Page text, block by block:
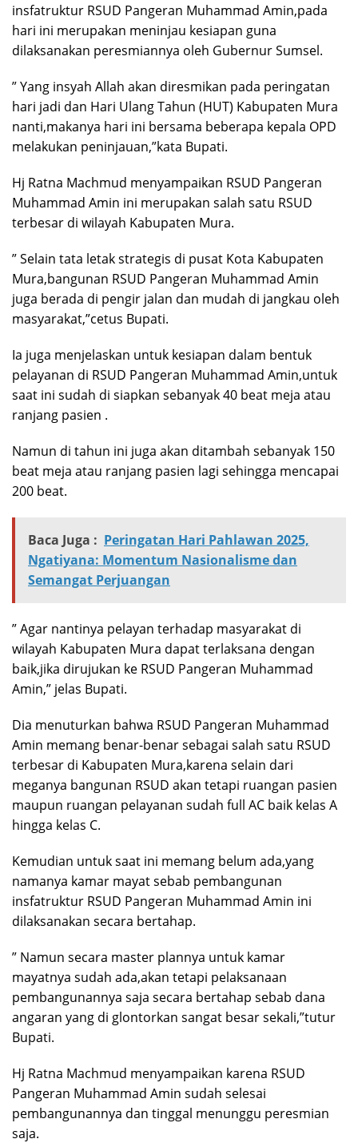
insfatruktur RSUD Pangeran Muhammad Amin,pada
hari ini merupakan meninjau kesiapan guna
dilaksanakan peresmiannya oleh Gubernur Sumsel.
” Yang insyah Allah akan diresmikan pada peringatan
hari jadi dan Hari Ulang Tahun (HUT) Kabupaten Mura
nanti,makanya hari ini bersama beberapa kepala OPD
melakukan peninjauan,”kata Bupati.
Hj Ratna Machmud menyampaikan RSUD Pangeran
Muhammad Amin ini merupakan salah satu RSUD
terbesar di wilayah Kabupaten Mura.
” Selain tata letak strategis di pusat Kota Kabupaten
Mura,bangunan RSUD Pangeran Muhammad Amin
juga berada di pengir jalan dan mudah di jangkau oleh
masyarakat,”cetus Bupati.
Ia juga menjelaskan untuk kesiapan dalam bentuk
pelayanan di RSUD Pangeran Muhammad Amin,untuk
saat ini sudah di siapkan sebanyak 40 beat meja atau
ranjang pasien .
Namun di tahun ini juga akan ditambah sebanyak 150
beat meja atau ranjang pasien lagi sehingga mencapai
200 beat.
Baca Juga : Peringatan Hari Pahlawan 2025,
Ngatiyana: Momentum Nasionalisme dan
Semangat Perjuangan
” Agar nantinya pelayan terhadap masyarakat di
wilayah Kabupaten Mura dapat terlaksana dengan
baik,jika dirujukan ke RSUD Pangeran Muhammad
Amin,” jelas Bupati.
Dia menuturkan bahwa RSUD Pangeran Muhammad
Amin memang benar-benar sebagai salah satu RSUD
terbesar di Kabupaten Mura,karena selain dari
meganya bangunan RSUD akan tetapi ruangan pasien
maupun ruangan pelayanan sudah full AC baik kelas A
hingga kelas C.
Kemudian untuk saat ini memang belum ada,yang
namanya kamar mayat sebab pembangunan
insfatruktur RSUD Pangeran Muhammad Amin ini
dilaksanakan secara bertahap.
” Namun secara master plannya untuk kamar
mayatnya sudah ada,akan tetapi pelaksanaan
pembangunannya saja secara bertahap sebab dana
angaran yang di glontorkan sangat besar sekali,”tutur
Bupati.
Hj Ratna Machmud menyampaikan karena RSUD
Pangeran Muhammad Amin sudah selesai
pembangunannya dan tinggal menunggu peresmian
saja.